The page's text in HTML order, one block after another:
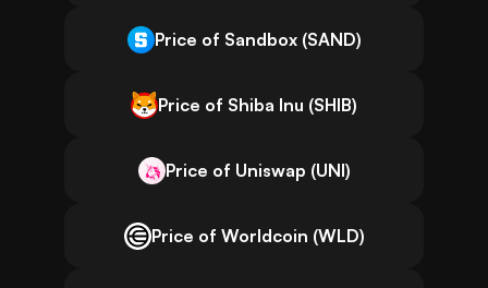
Price of Sandbox (SAND)
Price of Shiba Inu (SHIB)
Price of Uniswap (UNI)
Price of Worldcoin (WLD)